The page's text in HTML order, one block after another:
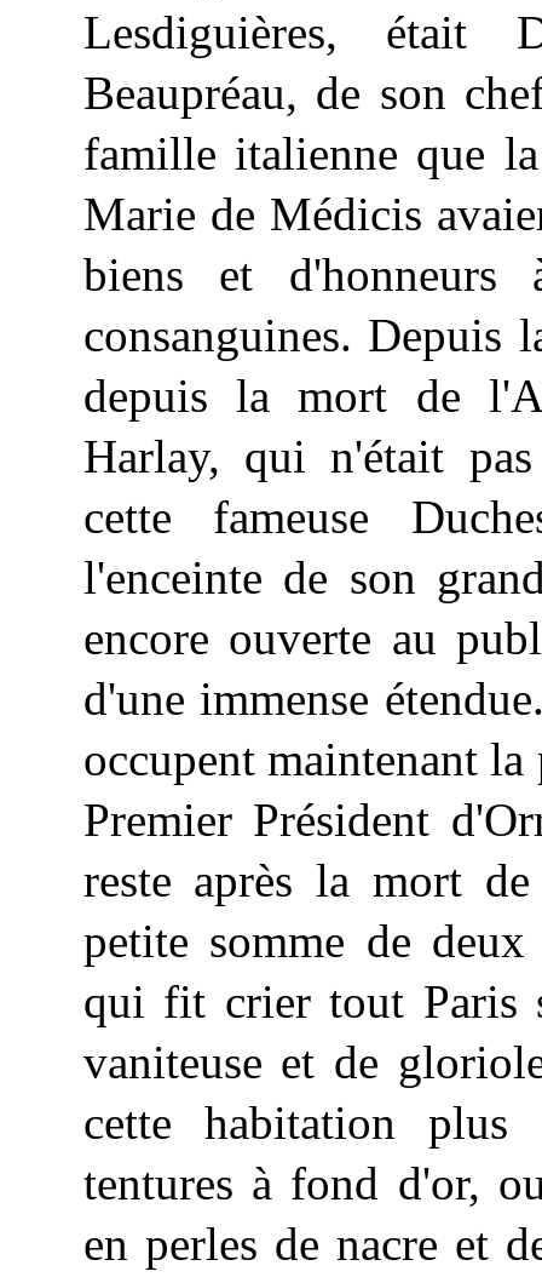
Lesdiguières, était
Beaupréau, de son
famille italienne que
Marie de Médicis
biens et
consanguines. Depuis
depuis la mort de
Harlay, qui n'était
cette fameuse
l'enceinte de son
encore ouverte au
d'une immense
occupent maintenant
Premier Président
reste après la mort
petite somme de
qui fit crier tout Paris
vaniteuse et de
cette habitation
tentures à fond d'or,
en perles de nacre et